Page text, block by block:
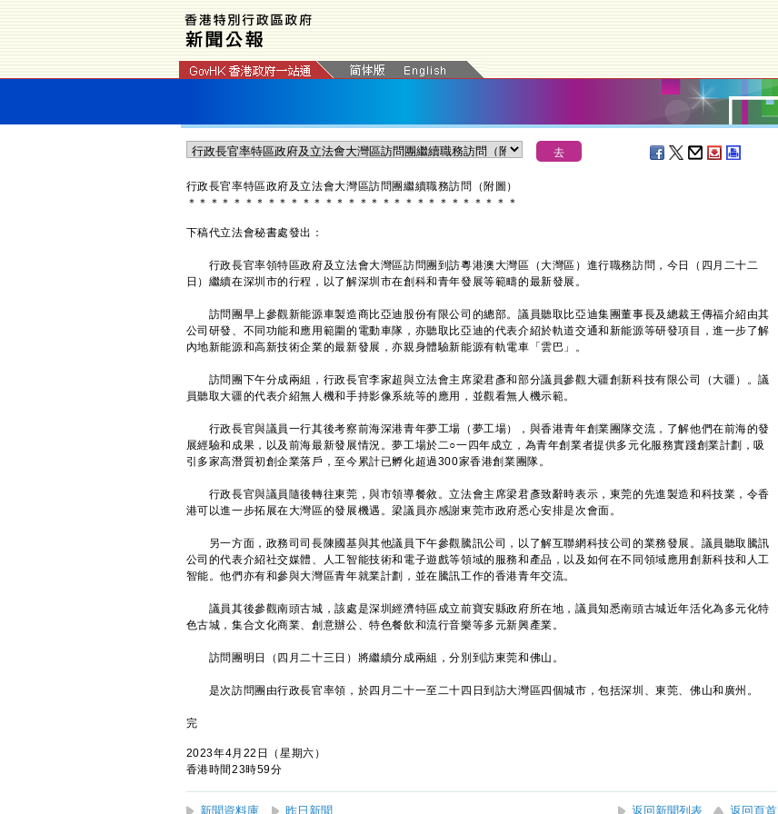
行政長官率特區政府及立法會大灣區訪問團繼續職務訪問（附圖）
＊ ＊ ＊ ＊ ＊ ＊ ＊ ＊ ＊ ＊ ＊ ＊ ＊ ＊ ＊ ＊ ＊ ＊ ＊ ＊ ＊ ＊ ＊ ＊ ＊ ＊ ＊ ＊ ＊
下稿代立法會秘書處發出：
行政長官率領特區政府及立法會大灣區訪問團到訪粵港澳大灣區（大灣區）進行職務訪問，今日（四月二十二
日）繼續在深圳市的行程，以了解深圳市在創科和青年發展等範疇的最新發展。
訪問團早上參觀新能源車製造商比亞迪股份有限公司的總部。議員聽取比亞迪集團董事長及總裁王傳福介紹由其
公司研發、不同功能和應用範圍的電動車隊，亦聽取比亞迪的代表介紹於軌道交通和新能源等研發項目，進一步了解
內地新能源和高新技術企業的最新發展，亦親身體驗新能源有軌電車「雲巴」。
訪問團下午分成兩組，行政長官李家超與立法會主席梁君彥和部分議員參觀大疆創新科技有限公司（大疆）。議
員聽取大疆的代表介紹無人機和手持影像系統等的應用，並觀看無人機示範。
行政長官與議員一行其後考察前海深港青年夢工場（夢工場），與香港青年創業團隊交流，了解他們在前海的發
展經驗和成果，以及前海最新發展情況。夢工場於二○一四年成立，為青年創業者提供多元化服務實踐創業計劃，吸
引多家高潛質初創企業落戶，至今累計已孵化超過300家香港創業團隊。
行政長官與議員隨後轉往東莞，與市領導餐敘。立法會主席梁君彥致辭時表示，東莞的先進製造和科技業，令香
港可以進一步拓展在大灣區的發展機遇。梁議員亦感謝東莞市政府悉心安排是次會面。
另一方面，政務司司長陳國基與其他議員下午參觀騰訊公司，以了解互聯網科技公司的業務發展。議員聽取騰訊
公司的代表介紹社交媒體、人工智能技術和電子遊戲等領域的服務和產品，以及如何在不同領域應用創新科技和人工
智能。他們亦有和參與大灣區青年就業計劃，並在騰訊工作的香港青年交流。
議員其後參觀南頭古城，該處是深圳經濟特區成立前寶安縣政府所在地，議員知悉南頭古城近年活化為多元化特
色古城，集合文化商業、創意辦公、特色餐飲和流行音樂等多元新興產業。
訪問團明日（四月二十三日）將繼續分成兩組，分別到訪東莞和佛山。
是次訪問團由行政長官率領，於四月二十一至二十四日到訪大灣區四個城市，包括深圳、東莞、佛山和廣州。
完
2023年4月22日（星期六）
香港時間23時59分
新聞資料庫 昨日新聞 返回新聞列表 返回頁首